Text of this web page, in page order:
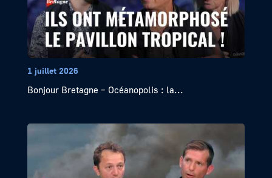
1 juillet 2026
Bonjour Bretagne – Océanopolis : la...